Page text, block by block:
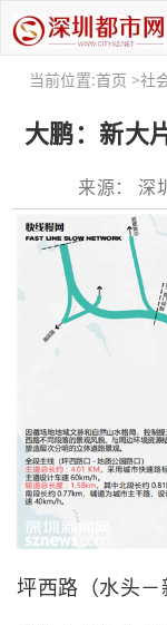
当前位置:首页 >社
大鹏：新大
来源： 深
坪西路（水头